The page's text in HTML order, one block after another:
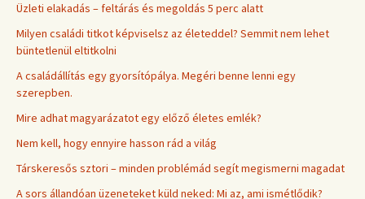
Üzleti elakadás – feltárás és megoldás 5 perc alatt
Milyen családi titkot képviselsz az életeddel? Semmit nem lehet
büntetlenül eltitkolni
A családállítás egy gyorsítópálya. Megéri benne lenni egy
szerepben.
Mire adhat magyarázatot egy előző életes emlék?
Nem kell, hogy ennyire hasson rád a világ
Társkeresős sztori – minden problémád segít megismerni magadat
A sors állandóan üzeneteket küld neked: Mi az, ami ismétlődik?